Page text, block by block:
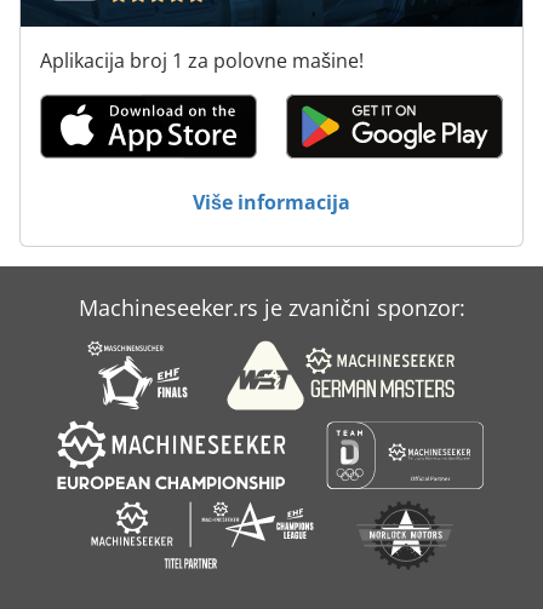
Uređaj Za Prikupljanje Otpadnog Ulja
Voda Za Hlađenje Uređaja
Aplikacija broj 1 za polovne mašine!
Više informacija
Machineseeker.rs je zvanični sponzor: